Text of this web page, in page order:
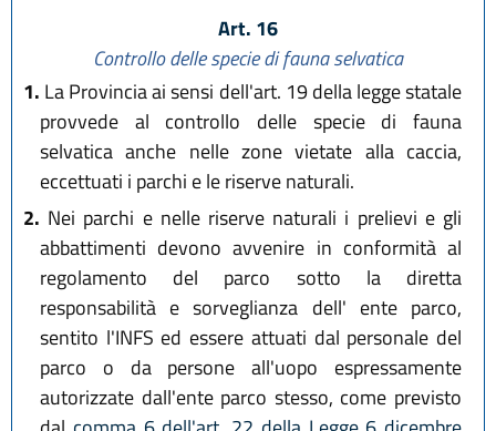
Art. 16
Controllo delle specie di fauna selvatica
1. La Provincia ai sensi dell'art. 19 della legge statale
provvede al controllo delle specie di fauna
selvatica anche nelle zone vietate alla caccia,
eccettuati i parchi e le riserve naturali.
2. Nei parchi e nelle riserve naturali i prelievi e gli
abbattimenti devono avvenire in conformità al
regolamento del parco sotto la diretta
responsabilità e sorveglianza dell' ente parco,
sentito l'INFS ed essere attuati dal personale del
parco o da persone all'uopo espressamente
autorizzate dall'ente parco stesso, come previsto